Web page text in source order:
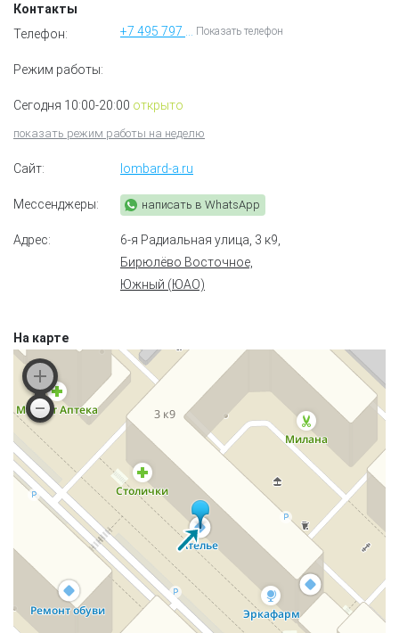
Контакты
Телефон:
Показать телефон
Режим работы:
Сегодня 10:00-20:00 открыто
показать режим работы на неделю
Сайт: lombard-a.ru
Мессенджеры: написать в WhatsApp
Адрес: 6-я Радиальная улица, 3 к9
Бирюлёво Восточное,
Южный (ЮАО)
На карте